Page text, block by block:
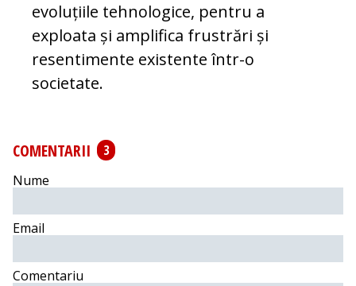
evoluțiile tehnologice, pentru a
exploata și amplifica frustrări și
resentimente existente într-o
societate.
COMENTARII
3
Nume
Email
Comentariu